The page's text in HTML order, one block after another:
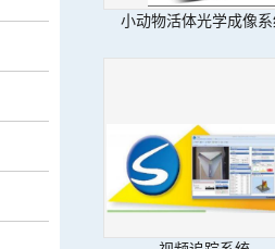
小动物活体光学成像系